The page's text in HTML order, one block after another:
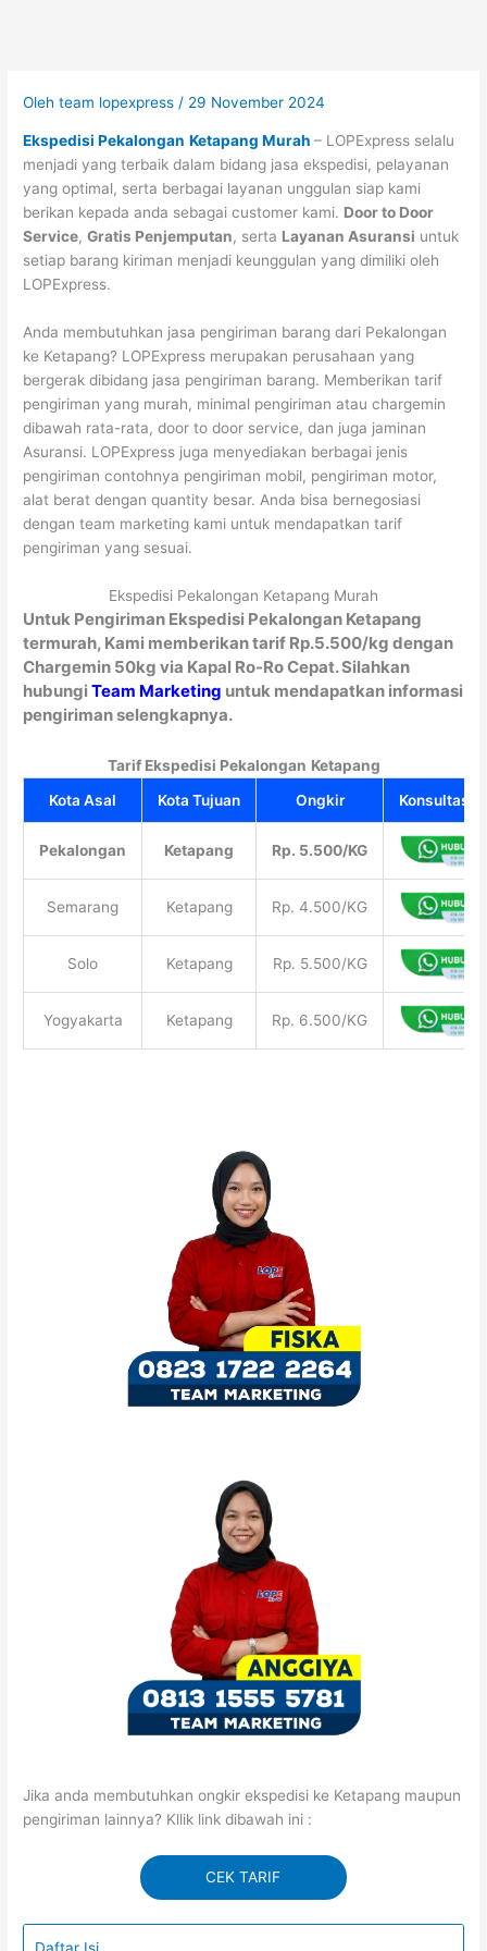
Olehteam lopexpress/ 29 November 2024
Ekspedisi Pekalongan Ketapang Murah – LOPExpress selalu
menjadi yang terbaik dalam bidang jasa ekspedisi, pelayanan
yang optimal, serta berbagai layanan unggulan siap kami
berikan kepada anda sebagai customer kami. Door to Door
Service,Gratis Penjemputan, serta Layanan Asuransi untuk
setiap barang kiriman menjadi keunggulan yang dimiliki oleh
LOPExpress.
Anda membutuhkan jasa pengiriman barang dari Pekalongan
ke Ketapang? LOPExpress merupakan perusahaan yang
bergerak dibidang jasa pengiriman barang. Memberikan tarif
pengiriman yang murah, minimal pengiriman atau chargemin
dibawah rata-rata, door to door service, dan juga jaminan
Asuransi. LOPExpress juga menyediakan berbagai jenis
pengiriman contohnya pengiriman mobil, pengiriman motor,
alat berat dengan quantity besar. Anda bisa bernegosiasi
dengan team marketing kami untuk mendapatkan tarif
pengiriman yang sesuai.
Ekspedisi Pekalongan Ketapang Murah
Untuk Pengiriman Ekspedisi Pekalongan Ketapang
termurah, Kami memberikan tarif Rp.5.500/kg dengan
Chargemin 50kg via Kapal Ro-Ro Cepat. Silahkan
hubungiTeam Marketing untuk mendapatkan informasi
pengiriman selengkapnya.
Tarif Ekspedisi Pekalongan Ketapang
Kota Asal
Kota Tujuan Ongkir Konsultasi
Pekalongan Ketapang Rp. 5.500/KG
Semarang Ketapang Rp. 4.500/KG
Solo Ketapang Rp. 5.500/KG
Yogyakarta Ketapang Rp. 6.500/KG
Jika anda membutuhkan ongkir ekspedisi ke Ketapang maupun
pengiriman lainnya? Kllik link dibawah ini :
CEK TARIF